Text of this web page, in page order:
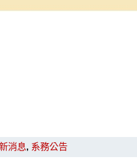
消息, 系務公告